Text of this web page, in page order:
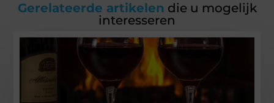
Gerelateerde artikelen die u mogelijk
interesseren